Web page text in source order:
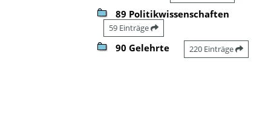
89 Politikwissenschaften
59 Einträge
90 Gelehrte 220 Einträge